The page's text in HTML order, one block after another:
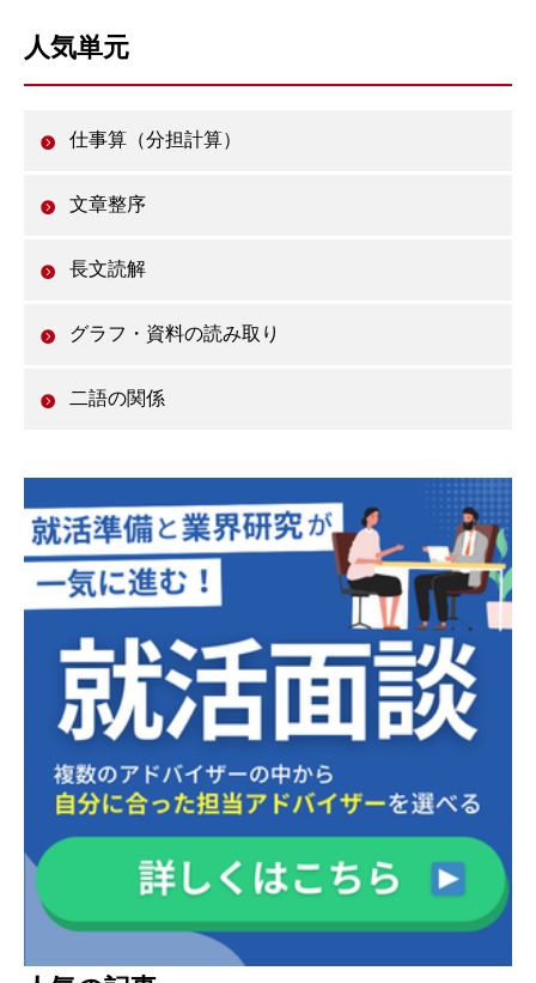
人気単元
仕事算（分担計算）
文章整序
長文読解
グラフ・資料の読み取り
二語の関係